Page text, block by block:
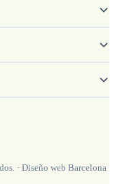
· Diseño web Barcelona